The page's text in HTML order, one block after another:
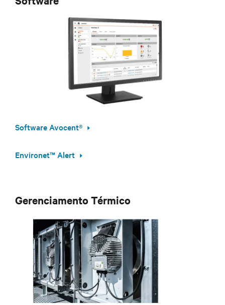
Software Avocent®
Environet™ Alert
Gerenciamento Térmico